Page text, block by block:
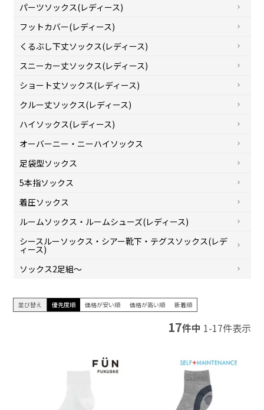
パーツソックス(レディース)
フットカバー(レディース)
くるぶし下丈ソックス(レディース)
スニーカー丈ソックス(レディース)
ショート丈ソックス(レディース)
クルー丈ソックス(レディース)
ハイソックス(レディース)
オーバーニー・ニーハイソックス
足袋型ソックス
5本指ソックス
着圧ソックス
ルームソックス・ルームシューズ(レディース)
シースルーソックス・シアー靴下・テグスソックス(レデ
ィース)
ソックス2足組～
並び替え 優先度順 価格が安い順 価格が高い順 新着順
17件中 1-17件表示